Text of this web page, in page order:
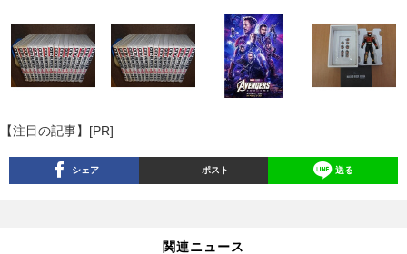
【注目の記事】[PR]
シェア ポスト 送る
関連ニュース